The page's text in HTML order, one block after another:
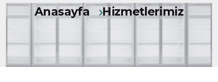
Anasayfa Hizmetlerimiz